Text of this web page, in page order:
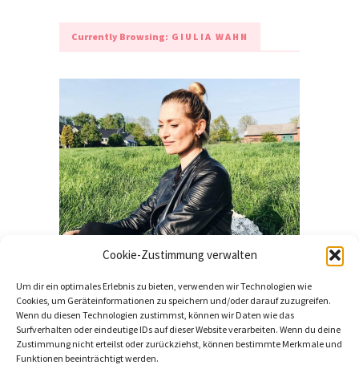
Cookie-Zustimmung verwalten
Um dir ein optimales Erlebnis zu bieten, verwenden wir Technologien wie
Cookies, um Geräteinformationen zu speichern und/oder darauf zuzugreifen.
Wenn du diesen Technologien zustimmst, können wir Daten wie das
Surfverhalten oder eindeutige IDs auf dieser Website verarbeiten. Wenn du deine
Zustimmung nicht erteilst oder zurückziehst, können bestimmte Merkmale und
Funktionen beeinträchtigt werden.
Currently Browsing: GIULIA WAHN
LEBEN
Interview: Giulia Wahn beim
ESC 2019